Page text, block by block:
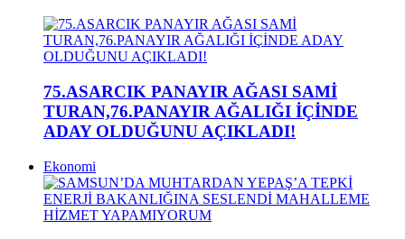
75.ASARCIK PANAYIR AĞASI SAMİ
TURAN,76.PANAYIR AĞALIĞI İÇİNDE
ADAY OLDUĞUNU AÇIKLADI!
Ekonomi